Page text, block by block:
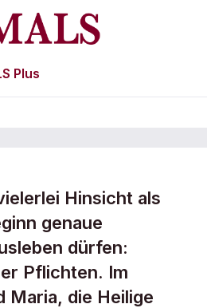
Plus
Hinsicht als
genaue
dürfen:
Pflichten. Im
die Heilige